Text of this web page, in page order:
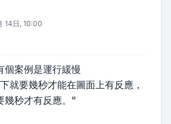
14日, 10:00
個案例是運行緩慢
就要幾秒才能在圖面上有反應，
幾秒才有反應。"